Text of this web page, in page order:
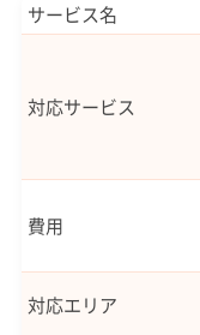
サービス名
対応サービス
費用
対応エリア